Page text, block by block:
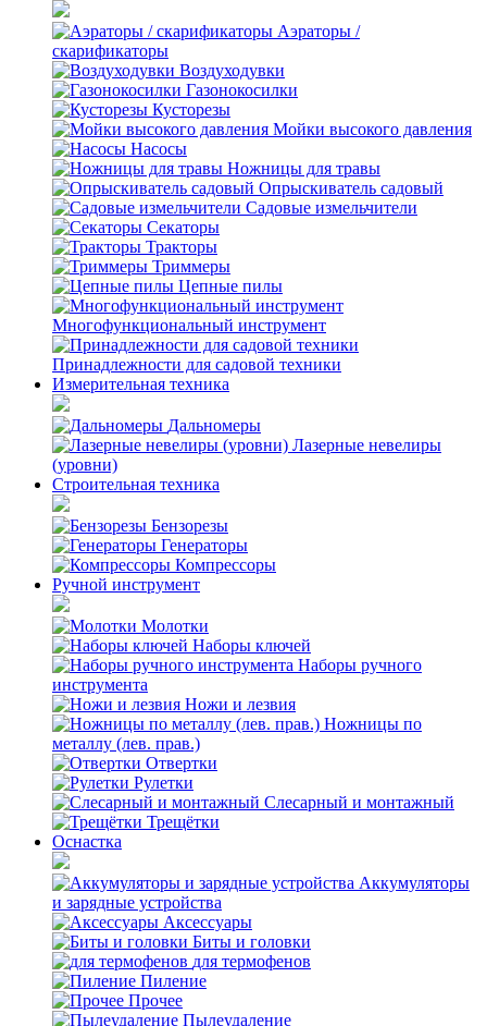
Аэраторы /
скарификаторы
Воздуходувки
Газонокосилки
Кусторезы
Мойки высокого давления
Насосы
Ножницы для травы
Опрыскиватель садовый
Садовые измельчители
Секаторы
Тракторы
Триммеры
Цепные пилы
Многофункциональный инструмент
Принадлежности для садовой техники
Измерительная техника
Дальномеры
Лазерные невелиры
(уровни)
Строительная техника
Бензорезы
Генераторы
Компрессоры
Ручной инструмент
Молотки
Наборы ключей
Наборы ручного
инструмента
Ножи и лезвия
Ножницы по
металлу (лев. прав.)
Отвертки
Рулетки
Слесарный и монтажный
Трещётки
Оснастка
Аккумуляторы
и зарядные устройства
Аксессуары
Биты и головки
для термофенов
Пиление
Прочее
Пылеудаление